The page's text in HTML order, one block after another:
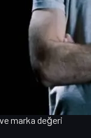
değil;
Hem
de FaZe ile Major
deneyim olarak
gibi
sahnesinin en
marka değeri